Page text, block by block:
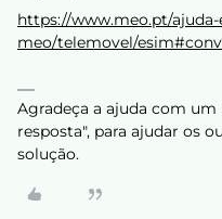
https://www.meo.pt/
meo/telemovel/
Agradeça a ajuda com
resposta", para ajudar os
solução.